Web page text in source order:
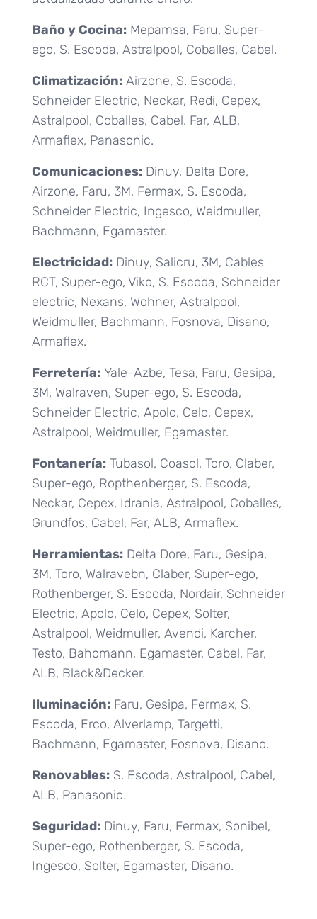
Baño y Cocina:Mepamsa, Faru, Super-
ego, S. Escoda, Astralpool, Coballes, Cabel.
Climatización:Airzone, S. Escoda,
Schneider Electric, Neckar, Redi, Cepex,
Astralpool, Coballes, Cabel. Far, ALB,
Armaflex, Panasonic.
Comunicaciones:Dinuy, Delta Dore,
Airzone, Faru, 3M, Fermax, S. Escoda,
Schneider Electric, Ingesco, Weidmuller,
Bachmann, Egamaster.
Electricidad:Dinuy, Salicru, 3M, Cables
RCT, Super-ego, Viko, S. Escoda, Schneider
electric, Nexans, Wohner, Astralpool,
Weidmuller, Bachmann, Fosnova, Disano,
Armaflex.
Ferretería:Yale-Azbe, Tesa, Faru, Gesipa,
3M, Walraven, Super-ego, S. Escoda,
Schneider Electric, Apolo, Celo, Cepex,
Astralpool, Weidmuller, Egamaster.
Fontanería:Tubasol, Coasol, Toro, Claber,
Super-ego, Ropthenberger, S. Escoda,
Neckar, Cepex, Idrania, Astralpool, Coballes,
Grundfos, Cabel, Far, ALB, Armaflex.
Herramientas:Delta Dore, Faru, Gesipa,
3M, Toro, Walravebn, Claber, Super-ego,
Rothenberger, S. Escoda, Nordair, Schneider
Electric, Apolo, Celo, Cepex, Solter,
Astralpool, Weidmuller, Avendi, Karcher,
Testo, Bahcmann, Egamaster, Cabel, Far,
ALB, Black&Decker.
Iluminación:Faru, Gesipa, Fermax, S.
Escoda, Erco, Alverlamp, Targetti,
Bachmann, Egamaster, Fosnova, Disano.
Renovables:S. Escoda, Astralpool, Cabel,
ALB, Panasonic.
Seguridad:Dinuy, Faru, Fermax, Sonibel,
Super-ego, Rothenberger, S. Escoda,
Ingesco, Solter, Egamaster, Disano.